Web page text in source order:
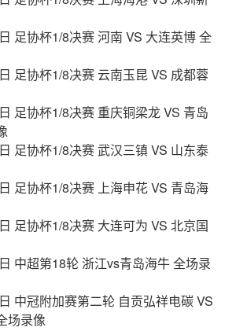
足协杯1/8决赛 河南 VS 大连英博 全
足协杯1/8决赛 云南玉昆 VS 成都蓉
足协杯1/8决赛 重庆铜梁龙 VS 青岛
足协杯1/8决赛 武汉三镇 VS 山东泰
足协杯1/8决赛 上海申花 VS 青岛海
足协杯1/8决赛 大连可为 VS 北京国
中超第18轮 浙江vs青岛海牛 全场录
中冠附加赛第二轮 自贡弘祥电碳 VS
场录像